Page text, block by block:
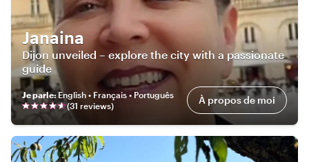
Janaina
Dijon unveiled – explore the city with a passionate
guide
Je parle: English • Français • Português
(31 reviews) À propos de moi